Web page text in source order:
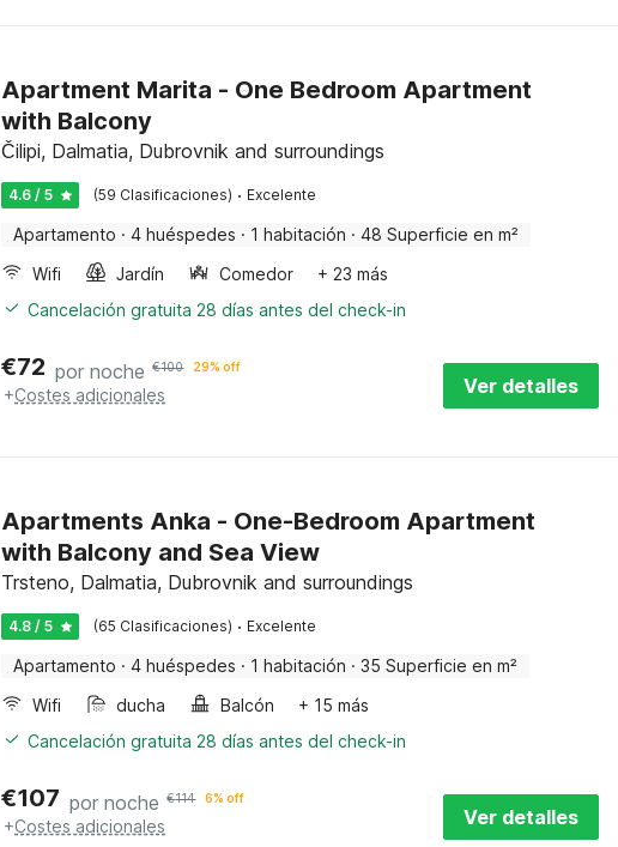
Apartment Marita - One Bedroom Apartment
with Balcony
Čilipi, Dalmatia, Dubrovnik and surroundings
4.6 / 5 (59 Clasificaciones) · Excelente
Apartamento · 4 huéspedes · 1 habitación · 48 Superficie en m²
Wifi
Jardín Comedor
+ 23 más
Cancelación gratuita 28 días antes del check-in
€72 por noche €100 29% off
+Costes adicionales Ver detalles
Apartments Anka - One-Bedroom Apartment
with Balcony and Sea View
Trsteno, Dalmatia, Dubrovnik and surroundings
4.8 / 5 (65 Clasificaciones) · Excelente
Apartamento · 4 huéspedes · 1 habitación · 35 Superficie en m²
Wifi
ducha Balcón
+ 15 más
Cancelación gratuita 28 días antes del check-in
€107 por noche €114 6% off
+Costes adicionales Ver detalles